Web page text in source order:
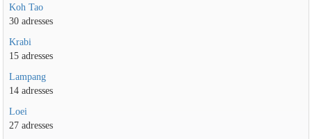
Koh Tao
30 adresses
Krabi
15 adresses
Lampang
14 adresses
Loei
27 adresses